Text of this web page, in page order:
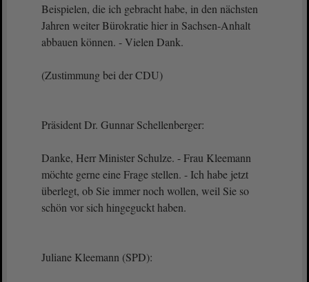
Beispielen, die ich gebracht habe, in den nächsten
Jahren weiter Bürokratie hier in Sachsen-Anhalt
abbauen können. - Vielen Dank.
(Zustimmung bei der CDU)
Präsident Dr. Gunnar Schellenberger:
Danke, Herr Minister Schulze. - Frau Kleemann
möchte gerne eine Frage stellen. - Ich habe jetzt
überlegt, ob Sie immer noch wollen, weil Sie so
schön vor sich hingeguckt haben.
Juliane Kleemann (SPD):